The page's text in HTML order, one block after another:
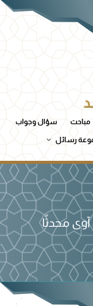
مباحث سؤال وجواب
رسائل
آوى محدثًا